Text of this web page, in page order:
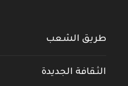
طريق الشعب
الثقافة الجديدة